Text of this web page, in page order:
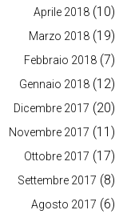
Aprile 2018 (10)
Marzo 2018 (19)
Febbraio 2018 (7)
Gennaio 2018 (12)
Dicembre 2017 (20)
Novembre 2017 (11)
Ottobre 2017 (17)
Settembre 2017 (8)
Agosto 2017 (6)